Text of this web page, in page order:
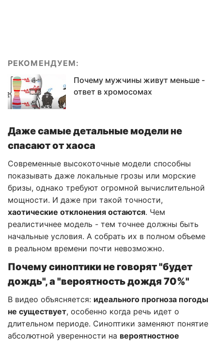
РЕКОМЕНДУЕМ:
Почему мужчины живут меньше -
ответ в хромосомах
Даже самые детальные модели не
спасают от хаоса
Современные высокоточные модели способны
показывать даже локальные грозы или морские
бризы, однако требуют огромной вычислительной
мощности. И даже при такой точности,
хаотические отклонения остаются. Чем
реалистичнее модель - тем точнее должны быть
начальные условия. А собрать их в полном объеме
в реальном времени почти невозможно.
Почему синоптики не говорят "будет
дождь", а "вероятность дождя 70%"
В видео объясняется: идеального прогноза погоды
не существует, особенно когда речь идет о
длительном периоде. Синоптики заменяют понятие
абсолютной уверенности на вероятностное